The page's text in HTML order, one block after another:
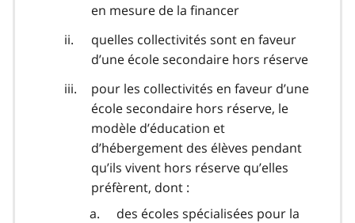
en mesure de la financer
quelles collectivités sont en faveur
d’une école secondaire hors réserve
pour les collectivités en faveur d’une
école secondaire hors réserve, le
modèle d’éducation et
d’hébergement des élèves pendant
qu’ils vivent hors réserve qu’elles
préfèrent, dont :
des écoles spécialisées pour la